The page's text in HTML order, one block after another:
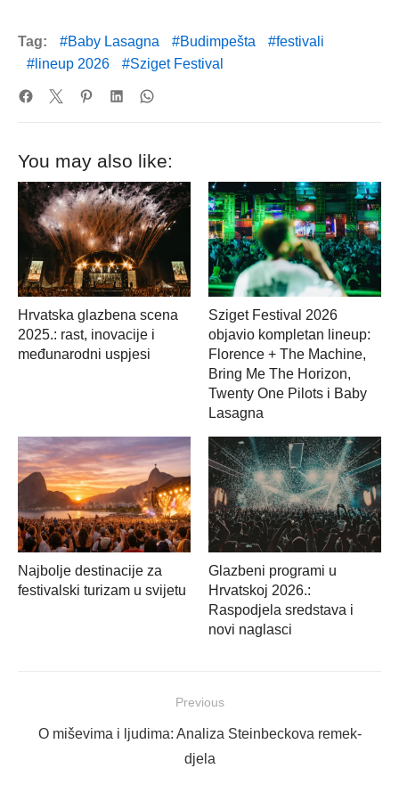
Tag: Baby Lasagna Budimpešta
festivali
lineup 2026
Sziget Festival
You may also like:
Hrvatska glazbena scena
2025.: rast, inovacije i
međunarodni uspjesi
Sziget Festival 2026
objavio kompletan lineup:
Florence + The Machine,
Bring Me The Horizon,
Twenty One Pilots i Baby
Lasagna
Najbolje destinacije za
festivalski turizam u svijetu
Glazbeni programi u
Hrvatskoj 2026.:
Raspodjela sredstava i
novi naglasci
objava
Previous
Previous
O miševima i ljudima: Analiza Steinbeckova remek-
djela